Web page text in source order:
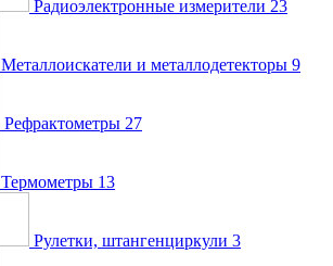
Радиоэлектронные измерители 23
Металлоискатели и металлодетекторы 9
Рефрактометры 27
Термометры 13
Рулетки, штангенциркули 3